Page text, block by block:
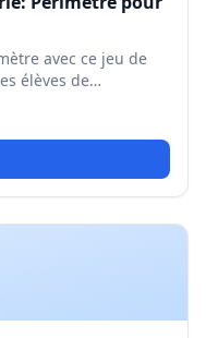
avec ce jeu de
élèves de